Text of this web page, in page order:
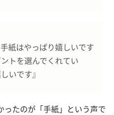
紙はやっぱり嬉しいです
トを選んでくれてい
いです』
ったのが「手紙」という声で